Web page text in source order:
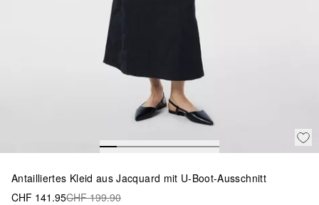
Antailliertes Kleid aus Jacquard mit U-Boot-Ausschnitt
CHF 141.95CHF 199.90